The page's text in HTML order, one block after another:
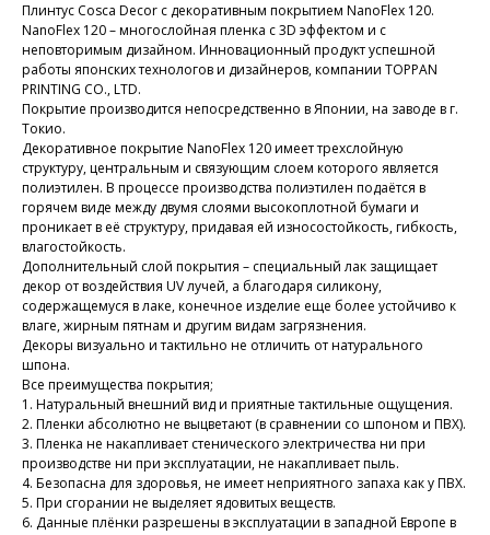
Плинтус Cosca Decor с декоративным покрытием NanoFlex 120.
NanoFlex 120 – многослойная пленка с 3D эффектом и с
неповторимым дизайном. Инновационный продукт успешной
работы японских технологов и дизайнеров, компании TOPPAN
PRINTING CO., LTD.
Покрытие производится непосредственно в Японии, на заводе в г.
Токио.
Декоративное покрытие NanoFlex 120 имеет трехслойную
структуру, центральным и связующим слоем которого является
полиэтилен. В процессе производства полиэтилен подаётся в
горячем виде между двумя слоями высокоплотной бумаги и
проникает в её структуру, придавая ей износостойкость, гибкость,
влагостойкость.
Дополнительный слой покрытия – специальный лак защищает
декор от воздействия UV лучей, а благодаря силикону,
содержащемуся в лаке, конечное изделие еще более устойчиво к
влаге, жирным пятнам и другим видам загрязнения.
Декоры визуально и тактильно не отличить от натурального
шпона.
Все преимущества покрытия;
1. Натуральный внешний вид и приятные тактильные ощущения.
2. Пленки абсолютно не выцветают (в сравнении со шпоном и ПВХ).
3. Пленка не накапливает стенического электричества ни при
производстве ни при эксплуатации, не накапливает пыль.
4. Безопасна для здоровья, не имеет неприятного запаха как у ПВХ.
5. При сгорании не выделяет ядовитых веществ.
6. Данные плёнки разрешены в эксплуатации в западной Европе в